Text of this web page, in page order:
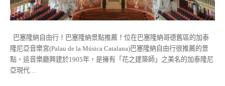
巴塞隆納自由行！巴塞隆納景點推薦！位在巴塞隆納哥德舊區的加泰
隆尼亞音樂宮(Palau de la Música Catalana)巴塞隆納自由行很推薦的景
點，這音樂廳興建於1905年，是擁有「花之建築師」之美名的加泰隆尼
亞現代…